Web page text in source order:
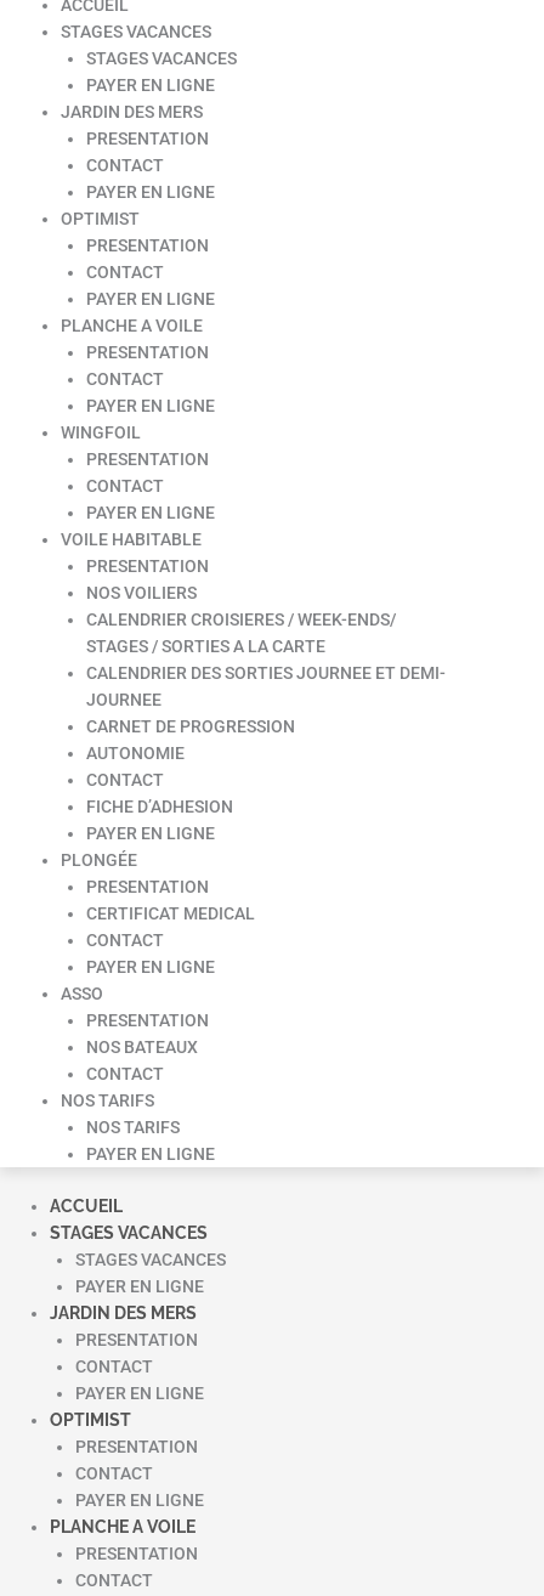
ACCUEIL
STAGES VACANCES
STAGES VACANCES
PAYER EN LIGNE
JARDIN DES MERS
PRESENTATION
CONTACT
PAYER EN LIGNE
OPTIMIST
PRESENTATION
CONTACT
PAYER EN LIGNE
PLANCHE A VOILE
PRESENTATION
CONTACT
PAYER EN LIGNE
WINGFOIL
PRESENTATION
CONTACT
PAYER EN LIGNE
VOILE HABITABLE
PRESENTATION
NOS VOILIERS
CALENDRIER CROISIERES / WEEK-ENDS/
STAGES / SORTIES A LA CARTE
CALENDRIER DES SORTIES JOURNEE ET DEMI-
JOURNEE
CARNET DE PROGRESSION
AUTONOMIE
CONTACT
FICHE D’ADHESION
PAYER EN LIGNE
PLONGÉE
PRESENTATION
CERTIFICAT MEDICAL
CONTACT
PAYER EN LIGNE
ASSO
PRESENTATION
NOS BATEAUX
CONTACT
NOS TARIFS
NOS TARIFS
PAYER EN LIGNE
ACCUEIL
STAGES VACANCES
STAGES VACANCES
PAYER EN LIGNE
JARDIN DES MERS
PRESENTATION
CONTACT
PAYER EN LIGNE
OPTIMIST
PRESENTATION
CONTACT
PAYER EN LIGNE
PLANCHE A VOILE
PRESENTATION
CONTACT